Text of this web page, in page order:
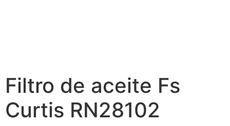
Filtro de aceite Fs
Curtis RN28102